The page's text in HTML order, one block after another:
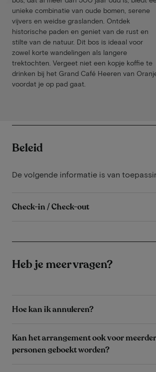
unieke combinatie van oude bomen, serene
vijvers en weidse graslanden. Ontdek
historische paden en geniet van de rust en
stilte van de natuur. Dit bos is ideaal voor
zowel korte wandelingen als langere
trektochten. Vergeet niet een kopje koffie te
drinken bij het Grand Café Heeren van
voordat je op pad gaat​​.
Beleid
De volgende informatie is van
Check-in / Check-out
Heb je meer vragen?
Hoe kan ik annuleren?
Kan het arrangement ook voor
personen geboekt worden?